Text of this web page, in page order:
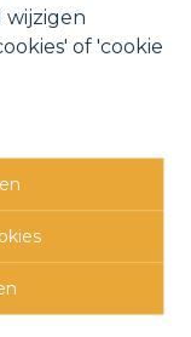
wijzigen
of 'cookie